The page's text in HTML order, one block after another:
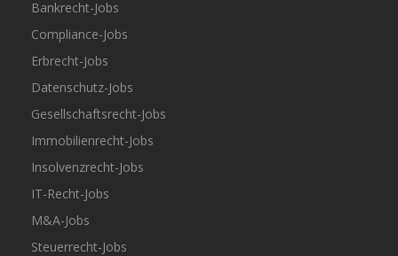
Bankrecht-Jobs
Compliance-Jobs
Erbrecht-Jobs
Datenschutz-Jobs
Gesellschaftsrecht-Jobs
Immobilienrecht-Jobs
Insolvenzrecht-Jobs
IT-Recht-Jobs
M&A-Jobs
Steuerrecht-Jobs